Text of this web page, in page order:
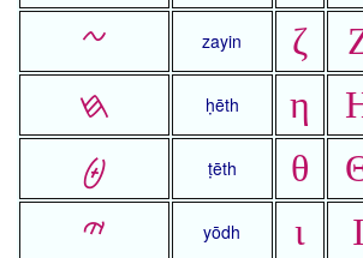
𐤆
zayin ζ
𐤇
ḥēth η
𐤈
ṭēth θ
𐤉
yōdh ι Ι